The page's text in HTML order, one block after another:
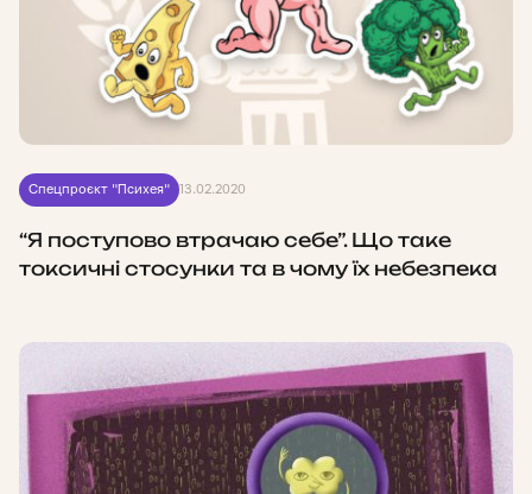
Спецпроєкт "Психея" 13.02.2020
“Я поступово втрачаю себе”. Що таке
токсичні стосунки та в чому їх небезпека